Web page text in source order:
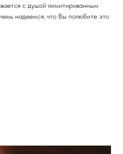
с душой лимитированным
надеемся, что Вы полюбите это